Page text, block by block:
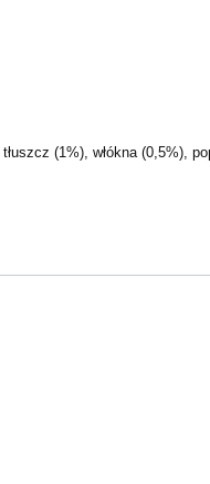
(1%), włókna (0,5%),